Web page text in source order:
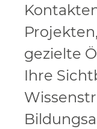
gezielte
Ihre